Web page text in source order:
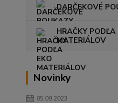
DARČEKOVÉ
HRAČKY PODĽA
MATERIÁLOV
Novinky
05.09.2023